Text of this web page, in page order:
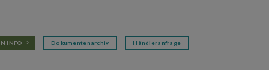
INFO Dokumentenarchiv Händleranfrage